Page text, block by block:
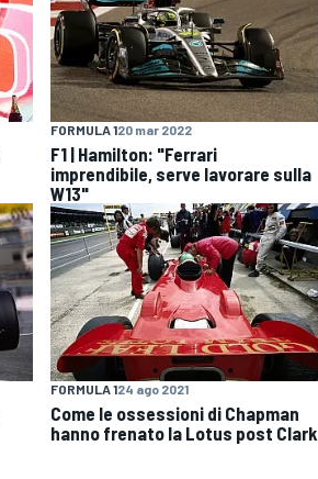
FORMULA 120 mar 2022
F1 | Hamilton: "Ferrari
imprendibile, serve lavorare sulla
W13"
FORMULA 124 ago 2021
Come le ossessioni di Chapman
hanno frenato la Lotus post Clark